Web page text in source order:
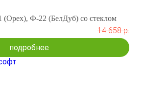
(Орех), Ф-22 (БелДуб) со стеклом
14 658 р.
подробнее